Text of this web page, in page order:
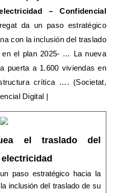
– Confidencial
da un paso estratégico
con la inclusión del traslado
el plan 2025‑ … La nueva
puerta a 1.600 viviendas en
crítica …. (Societat,
Digital |
el traslado del
paso estratégico hacia la
inclusión del traslado de su